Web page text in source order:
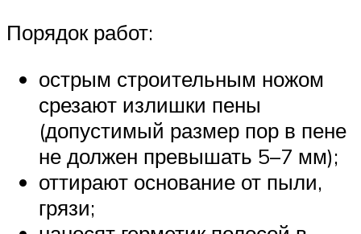
Порядок работ:
острым строительным ножом
срезают излишки пены
(допустимый размер пор в пене
не должен превышать 5–7 мм);
оттирают основание от пыли,
грязи;